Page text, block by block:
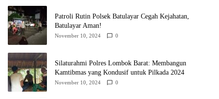
Patroli Rutin Polsek Batulayar Cegah Kejahatan,
Batulayar Aman!
November 10, 2024 0
Silaturahmi Polres Lombok Barat: Membangun
Kamtibmas yang Kondusif untuk Pilkada 2024
November 10, 2024 0